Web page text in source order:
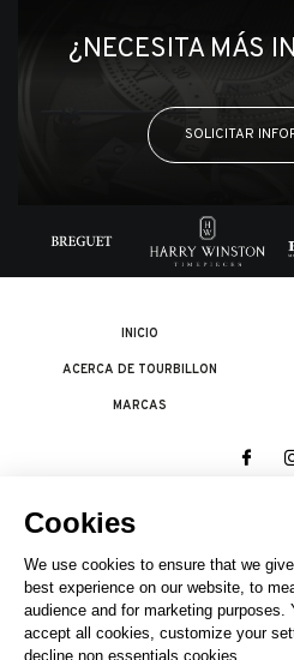
¿NECESITA MÁS
SOLICITAR
INICIO
ACERCA DE TOURBILLON
MARCAS
UNA EMPRESA DEL